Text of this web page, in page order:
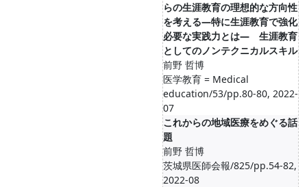
らの生涯教育の理想的な方向性
を考える―特に生涯教育で強化
必要な実践力とは― 生涯教育
としてのノンテクニカルスキル
前野 哲博
医学教育 = Medical
education/53/pp.80-80, 2022-
07
これからの地域医療をめぐる話
題
前野 哲博
茨城県医師会報/825/pp.54-82,
2022-08